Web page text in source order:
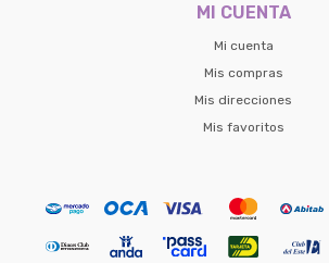
MI CUENTA
Mi cuenta
Mis compras
Mis direcciones
Mis favoritos